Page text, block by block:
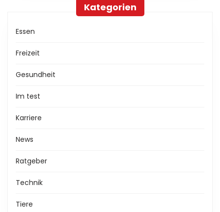
Kategorien
Essen
Freizeit
Gesundheit
Im test
Karriere
News
Ratgeber
Technik
Tiere